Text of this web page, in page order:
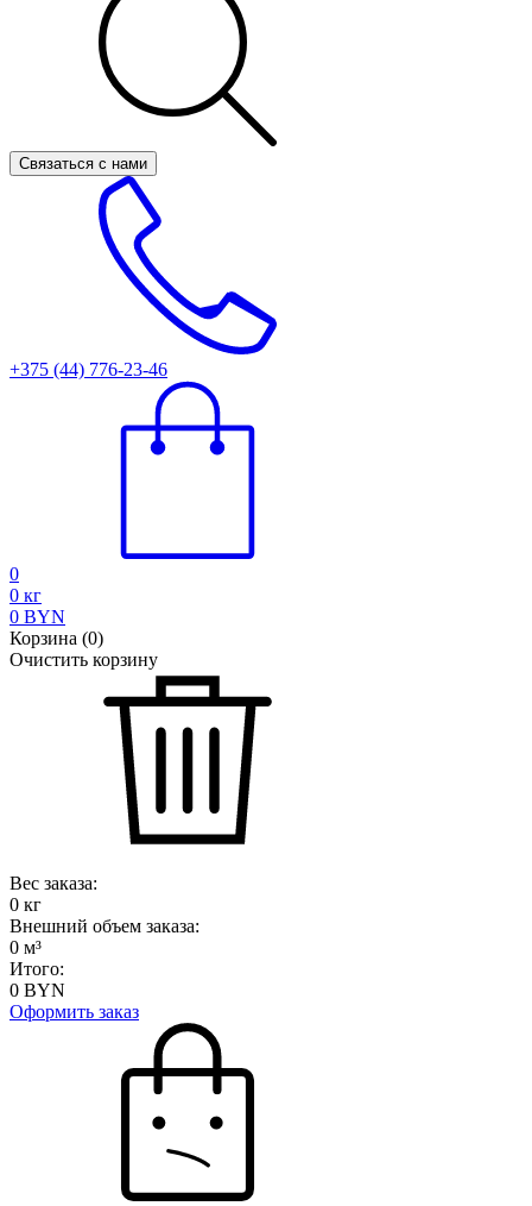
Связаться с нами
+375 (44) 776-23-46
0
0 кг
0 BYN
Корзина (0)
Очистить корзину
Вес заказа:
0 кг
Внешний объем заказа:
0 м³
Итого:
0 BYN
Оформить заказ